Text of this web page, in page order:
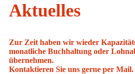
Aktuelles
Zur Zeit haben wir wieder
monatliche Buchhaltung oder
übernehmen.
Kontaktieren Sie uns gerne per Mail.